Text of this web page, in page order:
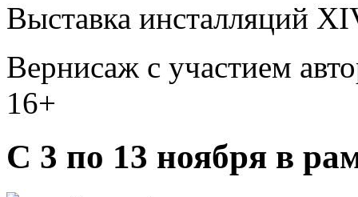
Выставка инсталляций
Вернисаж с участием
16+
С 3 по 13 ноября в